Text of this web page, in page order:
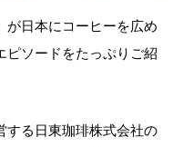
が日本にコーヒーを広め
ピソードをたっぷりご紹
する日東珈琲株式会社の